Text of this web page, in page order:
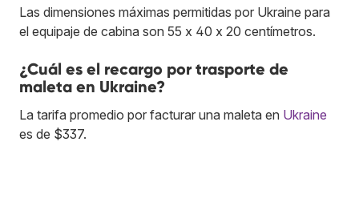
Las dimensiones máximas permitidas por Ukraine para
el equipaje de cabina son 55 x 40 x 20 centímetros.
¿Cuál es el recargo por trasporte de
maleta en Ukraine?
La tarifa promedio por facturar una maleta en Ukraine
es de $337.